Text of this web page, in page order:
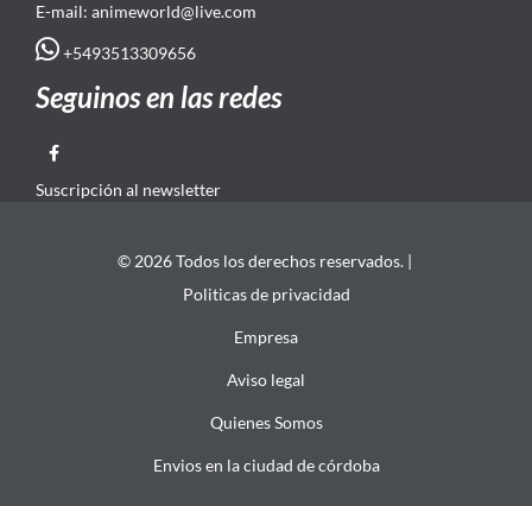
E-mail: animeworld@live.com
+5493513309656
Seguinos en las redes
Suscripción al newsletter
© 2026 Todos los derechos reservados. |
Politicas de privacidad
Empresa
Aviso legal
Quienes Somos
Envios en la ciudad de córdoba